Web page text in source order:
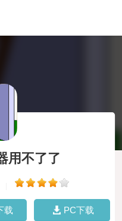
用不了了
载 PC下载